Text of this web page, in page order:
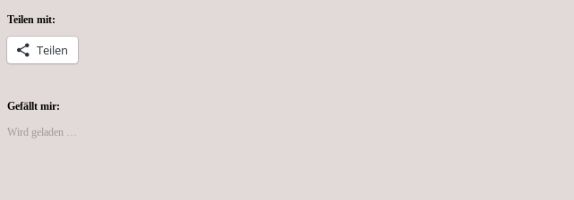
Teilen mit:
Teilen
Gefällt mir:
Wird geladen …